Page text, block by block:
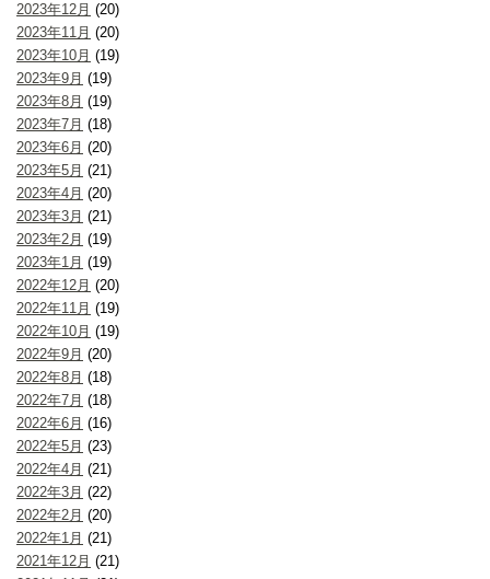
2023年12月 (20)
2023年11月 (20)
2023年10月 (19)
2023年9月 (19)
2023年8月 (19)
2023年7月 (18)
2023年6月 (20)
2023年5月 (21)
2023年4月 (20)
2023年3月 (21)
2023年2月 (19)
2023年1月 (19)
2022年12月 (20)
2022年11月 (19)
2022年10月 (19)
2022年9月 (20)
2022年8月 (18)
2022年7月 (18)
2022年6月 (16)
2022年5月 (23)
2022年4月 (21)
2022年3月 (22)
2022年2月 (20)
2022年1月 (21)
2021年12月 (21)